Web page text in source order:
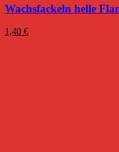
Wachsfackeln helle
1,40 €